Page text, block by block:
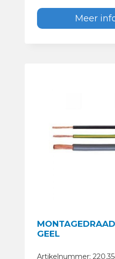
Meer
GEEL
Artikelnummer: